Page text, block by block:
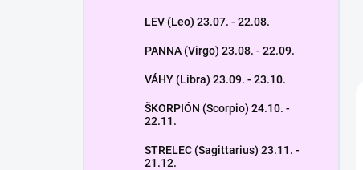
LEV (Leo) 23.07. - 22.08.
PANNA (Virgo) 23.08. - 22.09.
VÁHY (Libra) 23.09. - 23.10.
ŠKORPIÓN (Scorpio) 24.10. -
22.11.
STRELEC (Sagittarius) 23.11. -
21.12.